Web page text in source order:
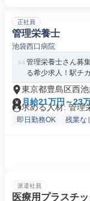
正社員
管理栄養士
池袋西口病院
管理栄養士さん募
る希少求人！駅チ
東京都豊島区西
月給21万円～23
求める人材: 管理
即日勤務OK 残業な
派遣社員
医療用プラスチ